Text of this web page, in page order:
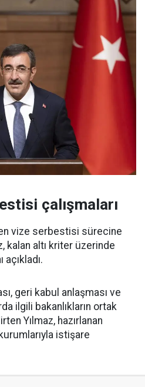
çalışmaları
vize serbestisi sürecine
kalan altı kriter üzerinde
açıkladı.
geri kabul anlaşması ve
ilgili bakanlıkların ortak
Yılmaz, hazırlanan
istişare